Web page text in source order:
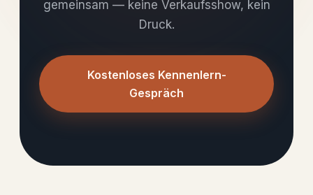
gemeinsam — keine Verkaufsshow, kein
Druck.
Kostenloses Kennenlern-
Gespräch